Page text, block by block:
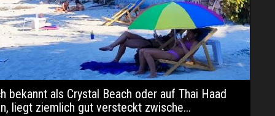
bekannt als Crystal Beach oder auf Thai Haad
liegt ziemlich gut versteckt zwische...